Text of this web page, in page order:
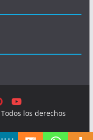
Todos los derechos